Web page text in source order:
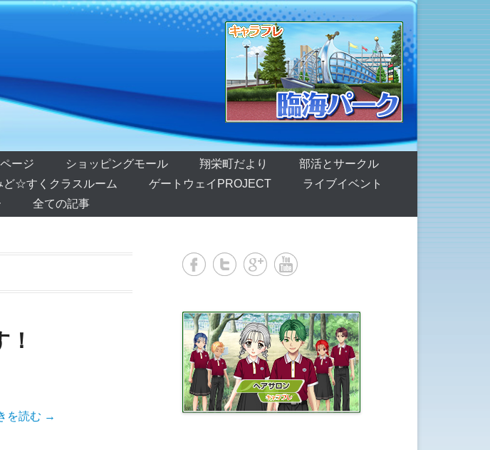
ージ ショッピングモール 翔栄町だより
部活とサークル
ど☆すくクラスルーム ゲートウェイPROJECT
ライブイベント
全ての記事
を読む →